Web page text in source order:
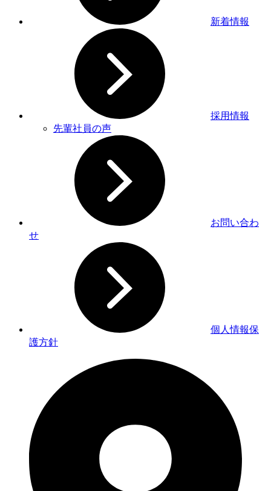
新着情報
採用情報
先輩社員の声
お問い合わ
せ
個人情報保
護方針